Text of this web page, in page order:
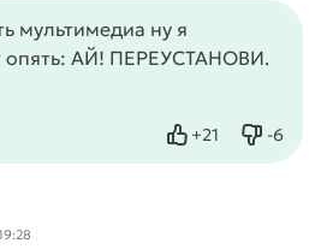
мультимедиа ну я
опять: АЙ! ПЕРЕУСТАНОВИ.
+21
Нравится -6
Не